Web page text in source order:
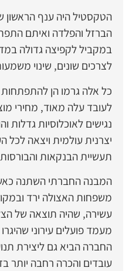
הטקסטיל היה ענף הראשון
הברזל והפלדה ואיתם
במקביל לקפיצה גדולה
לצרכים שונים, שינוי
כל אלה גרמו הן להתפתחות
לעובד עלה מאוד, מחירי
נגישים לאוכלוסיות גדלות
יצרנית עולמית ויצאה
תעשיית הבנקאות
המבנה החברתי השתנה
משפחות האצולה ירד
עשירה, שהיה תוצאה של
מעמד פועלים עירוני
החברה הביא גם ליצירת
עובדים והכרה רחבה יותר